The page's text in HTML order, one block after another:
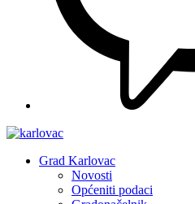
Grad Karlovac
Novosti
Općeniti podaci